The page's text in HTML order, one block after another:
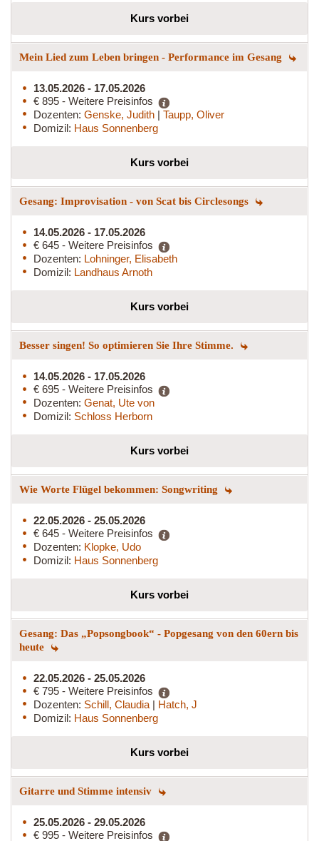
Kurs vorbei
Mein Lied zum Leben bringen - Performance im Gesang
13.05.2026 - 17.05.2026
€ 895 - Weitere Preisinfos
Dozenten: Genske, Judith | Taupp, Oliver
Domizil: Haus Sonnenberg
Kurs vorbei
Gesang: Improvisation - von Scat bis Circlesongs
14.05.2026 - 17.05.2026
€ 645 - Weitere Preisinfos
Dozenten: Lohninger, Elisabeth
Domizil: Landhaus Arnoth
Kurs vorbei
Besser singen! So optimieren Sie Ihre Stimme.
14.05.2026 - 17.05.2026
€ 695 - Weitere Preisinfos
Dozenten: Genat, Ute von
Domizil: Schloss Herborn
Kurs vorbei
Wie Worte Flügel bekommen: Songwriting
22.05.2026 - 25.05.2026
€ 645 - Weitere Preisinfos
Dozenten: Klopke, Udo
Domizil: Haus Sonnenberg
Kurs vorbei
Gesang: Das „Popsongbook“ - Popgesang von den 60ern bis
heute
22.05.2026 - 25.05.2026
€ 795 - Weitere Preisinfos
Dozenten: Schill, Claudia | Hatch, J
Domizil: Haus Sonnenberg
Kurs vorbei
Gitarre und Stimme intensiv
25.05.2026 - 29.05.2026
€ 995 - Weitere Preisinfos